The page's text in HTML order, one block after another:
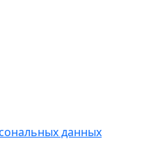
данных